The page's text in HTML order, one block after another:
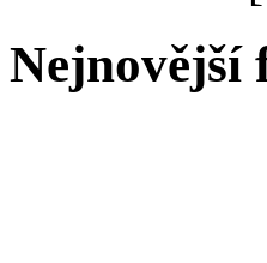
Nejnovější